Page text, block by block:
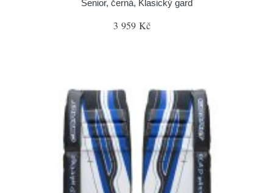
Senior, černá, Klasický gard
3 959 Kč